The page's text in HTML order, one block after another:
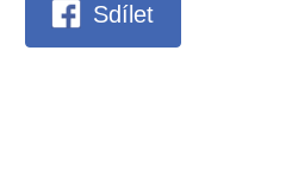
Sdílet